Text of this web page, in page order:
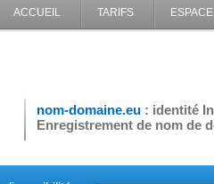
ACCUEIL TARIFS
nom-domaine.eu : identité
Enregistrement de nom de